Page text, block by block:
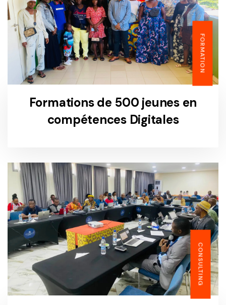
FORMATION
Formations de 500 jeunes en
compétences Digitales
CONSULTING